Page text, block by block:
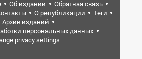
Об издании
Обратная связь
О републикации
Теги
Архив изданий
персональных данных
privacy settings